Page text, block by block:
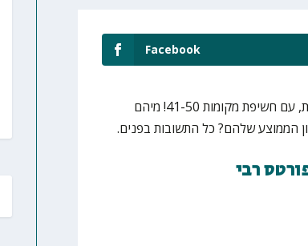
Facebook
נפתח רשמית, עם חשיפת מקומות 41-50! מיהם
הממוצע שלהם? כל התשובות בפנים.
רבי